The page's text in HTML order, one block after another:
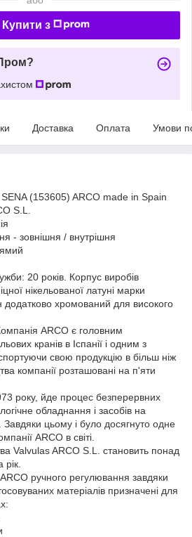
Купити з
Доставка Оплата Умови
(153605) ARCO made in Spain
S.L.
- зовнішня / внутрішня
20 років. Корпус виробів
нікельованої латуні марки
додатково хромований для високого
ARCO є головним
кранів в Іспанії і одним з
свою продукцію в більш ніж
компанії розташовані на п'яти
року, йде процес безперервних
обладнання і засобів на
Завдяки цьому і було досягнуто одне
ARCO в світі.
Valvulas ARCO S.L. становить понад
ручного регулювання завдяки
матеріалів призначені для